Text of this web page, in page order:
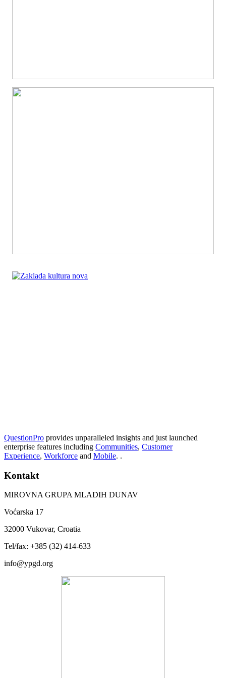
QuestionPro provides unparalleled insights and just launched
enterprise features including Communities, Customer
Experience, Workforce and Mobile. .
Kontakt
MIROVNA GRUPA MLADIH DUNAV
Voćarska 17
32000 Vukovar, Croatia
Tel/fax: +385 (32) 414-633
info@ypgd.org